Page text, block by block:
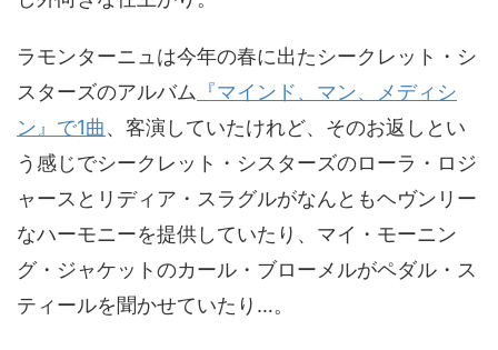
ラモンターニュは今年の春に出たシークレット・シ
スターズのアルバム 『マインド、マン、メディシ
ン』で1曲、客演していたけれど、そのお返しとい
う感じでシークレット・シスターズのローラ・ロジ
ャースとリディア・スラグルがなんともヘヴンリー
なハーモニーを提供していたり、マイ・モーニン
グ・ジャケットのカール・ブローメルがペダル・ス
ティールを聞かせていたり…。